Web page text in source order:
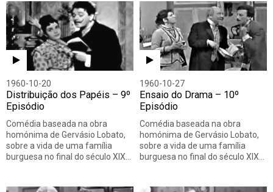
1960-10-20
Distribuição dos Papéis – 9º
Episódio
Comédia baseada na obra
homónima de Gervásio Lobato,
sobre a vida de uma família
burguesa no final do século XIX…
1960-10-27
Ensaio do Drama – 10º
Episódio
Comédia baseada na obra
homónima de Gervásio Lobato,
sobre a vida de uma família
burguesa no final do século XIX…